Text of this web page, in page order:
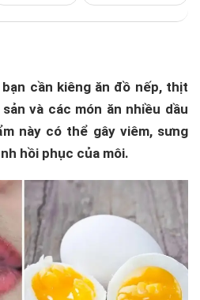
bạn cần kiêng ăn đồ nếp, thịt
và các món ăn nhiều dầu
này có thể gây viêm, sưng
hồi phục của môi.